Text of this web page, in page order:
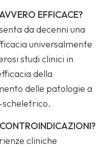
EFFICACE?
da decenni una
universalmente
studi clinici in
della
delle patologie a
scheletrico.
cliniche